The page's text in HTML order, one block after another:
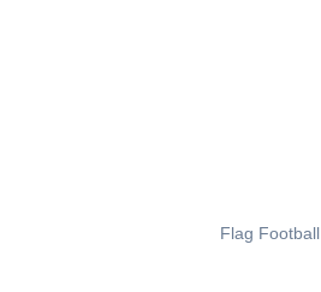
Flag Football